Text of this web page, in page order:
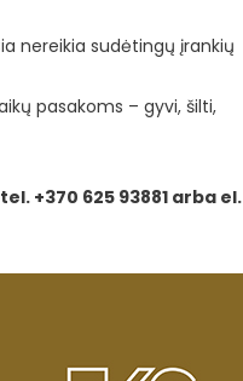
nereikia sudėtingų įrankių
pasakoms – gyvi, šilti,
+370 625 93881 arba el.